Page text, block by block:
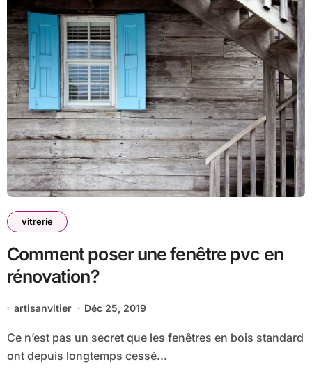
vitrerie
Comment poser une fenêtre pvc en
rénovation?
artisanvitier Déc 25, 2019
Ce n’est pas un secret que les fenêtres en bois standard
ont depuis longtemps cessé...